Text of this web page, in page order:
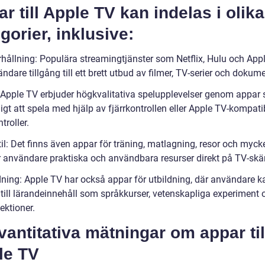
till Apple TV kan indelas i olika
inklusive:
Populära streamingtjänster som Netflix, Hulu och
tillgång till ett brett utbud av filmer, TV-serier och
TV erbjuder högkvalitativa spelupplevelser genom appar
att spela med hjälp av fjärrkontrollen eller Apple TV-
Det finns även appar för träning, matlagning, resor och
användare praktiska och användbara resurser direkt på TV-
Apple TV har också appar för utbildning, där användare
lärandeinnehåll som språkkurser, vetenskapliga experiment
mätningar om appar
TV